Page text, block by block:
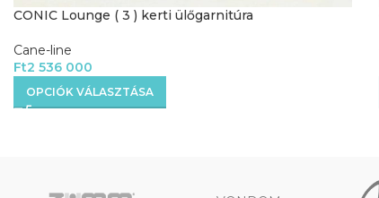
CONIC Lounge ( 3 ) kerti ülőgarnitúra
Cane-line
Ft2 536 000
OPCIÓK VÁLASZTÁSA